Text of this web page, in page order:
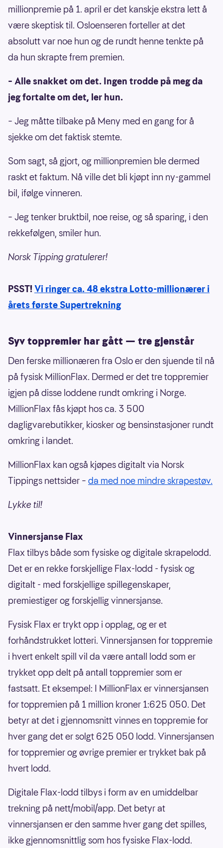
millionpremie på 1. april er det kanskje ekstra lett å
være skeptisk til. Osloenseren forteller at det
absolutt var noe hun og de rundt henne tenkte på
da hun skrapte frem premien.
– Alle snakket om det. Ingen trodde på meg da
jeg fortalte om det, ler hun.
– Jeg måtte tilbake på Meny med en gang for å
sjekke om det faktisk stemte.
Som sagt, så gjort, og millionpremien ble dermed
raskt et faktum. Nå ville det bli kjøpt inn ny-gammel
bil, ifølge vinneren.
– Jeg tenker bruktbil, noe reise, og så sparing, i den
rekkefølgen, smiler hun.
Norsk Tipping gratulerer!
PSST!Vi ringer ca. 48 ekstra Lotto-millionærer i
årets første Supertrekning
Syv toppremier har gått — tre gjenstår
Den ferske millionæren fra Oslo er den sjuende til nå
på fysisk MillionFlax. Dermed er det tre toppremier
igjen på disse loddene rundt omkring i Norge.
MillionFlax fås kjøpt hos ca. 3 500
dagligvarebutikker, kiosker og bensinstasjoner rundt
omkring i landet.
MillionFlax kan også kjøpes digitalt via Norsk
Tippings nettsider – da med noe mindre skrapestøv.
Lykke til!
Vinnersjanse Flax
Flax tilbys både som fysiske og digitale skrapelodd.
Det er en rekke forskjellige Flax-lodd - fysisk og
digitalt - med forskjellige spillegenskaper,
premiestiger og forskjellig vinnersjanse.
Fysisk Flax er trykt opp i opplag, og er et
forhåndstrukket lotteri. Vinnersjansen for toppremie
i hvert enkelt spill vil da være antall lodd som er
trykket opp delt på antall toppremier som er
fastsatt. Et eksempel: I MillionFlax er vinnersjansen
for toppremien på 1 million kroner 1:625 050. Det
betyr at det i gjennomsnitt vinnes en toppremie for
hver gang det er solgt 625 050 lodd. Vinnersjansen
for toppremier og øvrige premier er trykket bak på
hvert lodd.
Digitale Flax-lodd tilbys i form av en umiddelbar
trekning på nett/mobil/app. Det betyr at
vinnersjansen er den samme hver gang det spilles,
ikke gjennomsnittlig som hos fysiske Flax-lodd.